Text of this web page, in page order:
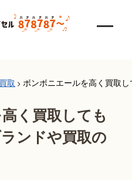
取 > ボンボニエールを高く買取
く買取しても
ンドや買取の